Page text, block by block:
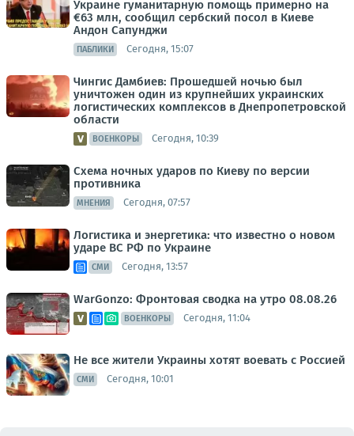
Украине гуманитарную помощь примерно на
€63 млн, сообщил сербский посол в Киеве
Андон Сапунджи
ПАБЛИКИ Сегодня, 15:07
Чингис Дамбиев: Прошедшей ночью был
уничтожен один из крупнейших украинских
логистических комплексов в Днепропетровской
области
ВОЕНКОРЫ Сегодня, 10:39
Схема ночных ударов по Киеву по версии
противника
МНЕНИЯ Сегодня, 07:57
Логистика и энергетика: что известно о новом
ударе ВС РФ по Украине
СМИ Сегодня, 13:57
WarGonzo: Фронтовая сводка на утро 08.08.26
ВОЕНКОРЫ Сегодня, 11:04
Не все жители Украины хотят воевать с Россией
СМИ Сегодня, 10:01